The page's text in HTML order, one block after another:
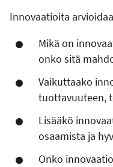
Innovaatioita
Mikä on
onko sitä
Vaikuttaako
tuottavuuteen,
Lisääkö
osaamista ja
Onko